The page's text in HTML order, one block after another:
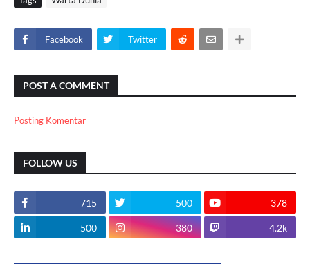
Facebook Twitter
POST A COMMENT
Posting Komentar
FOLLOW US
715 500 378
500 380 4.2k